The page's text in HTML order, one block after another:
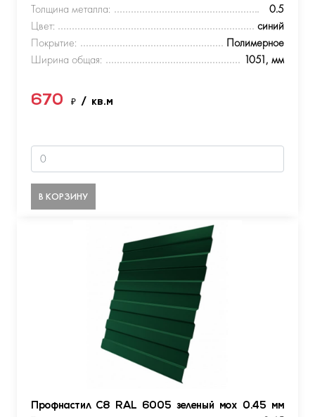
Толщина металла:
0.5
Цвет:
синий
Покрытие:
Полимерное
Ширина общая:
1051, мм
670 ₽ / кв.м
В КОРЗИНУ
Профнастил С8 RAL 6005 зеленый мох 0.45 мм